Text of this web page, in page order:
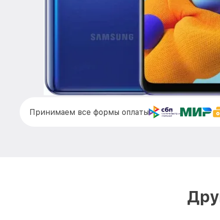
Принимаем все формы оплаты